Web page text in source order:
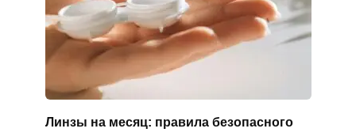
Линзы на месяц: правила безопасного